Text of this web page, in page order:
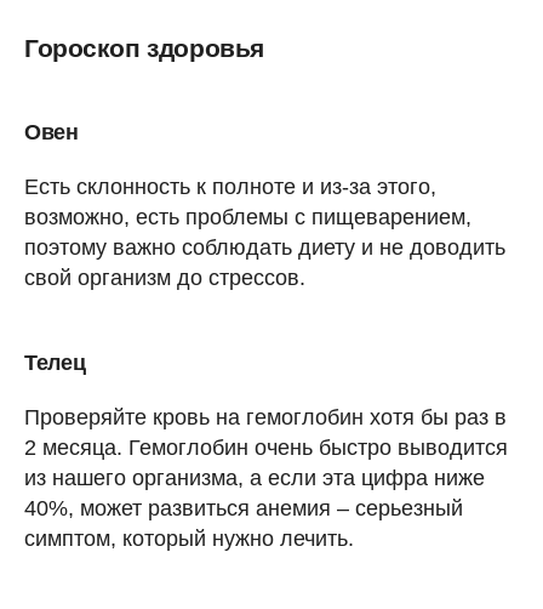
Гороскоп здоровья
Овен
Есть склонность к полноте и из-за этого,
возможно, есть проблемы с пищеварением,
поэтому важно соблюдать диету и не доводить
свой организм до стрессов.
Телец
Проверяйте кровь на гемоглобин хотя бы раз в
2 месяца. Гемоглобин очень быстро выводится
из нашего организма, а если эта цифра ниже
40%, может развиться анемия – серьезный
симптом, который нужно лечить.